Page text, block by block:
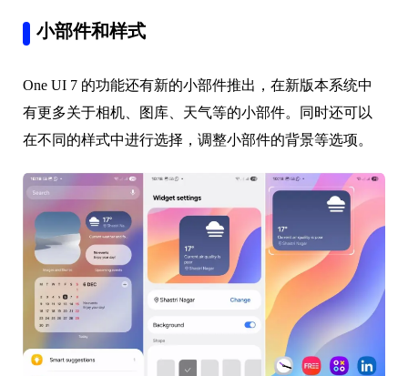
小部件和样式
One UI 7 的功能还有新的小部件推出，在新版本系统中
有更多关于相机、图库、天气等的小部件。同时还可以
在不同的样式中进行选择，调整小部件的背景等选项。